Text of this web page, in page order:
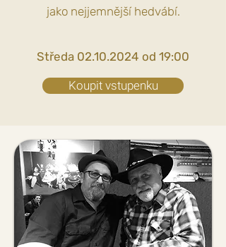
jako nejjemnější hedvábí.
Středa 02.10.2024 od 19:00
Koupit vstupenku